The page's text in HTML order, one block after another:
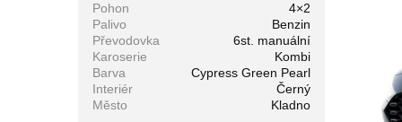
Pohon
4×2
Palivo
Benzin
Převodovka
6st. manuální
Karoserie
Kombi
Barva
Cypress Green Pearl
Interiér
Černý
Město
Kladno